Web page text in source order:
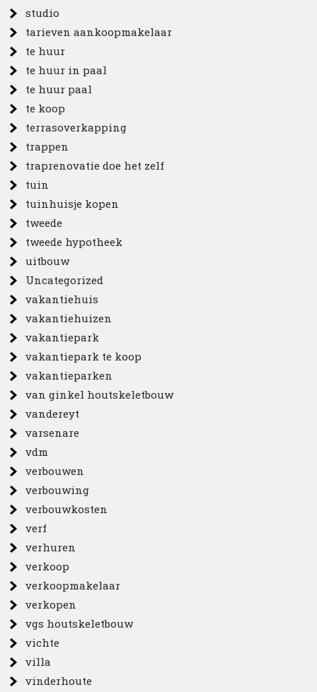
studio
tarieven aankoopmakelaar
te huur
te huur in paal
te huur paal
te koop
terrasoverkapping
trappen
traprenovatie doe het zelf
tuin
tuinhuisje kopen
tweede
tweede hypotheek
uitbouw
Uncategorized
vakantiehuis
vakantiehuizen
vakantiepark
vakantiepark te koop
vakantieparken
van ginkel houtskeletbouw
vandereyt
varsenare
vdm
verbouwen
verbouwing
verbouwkosten
verf
verhuren
verkoop
verkoopmakelaar
verkopen
vgs houtskeletbouw
vichte
villa
vinderhoute